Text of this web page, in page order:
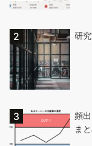
研
頻
ま